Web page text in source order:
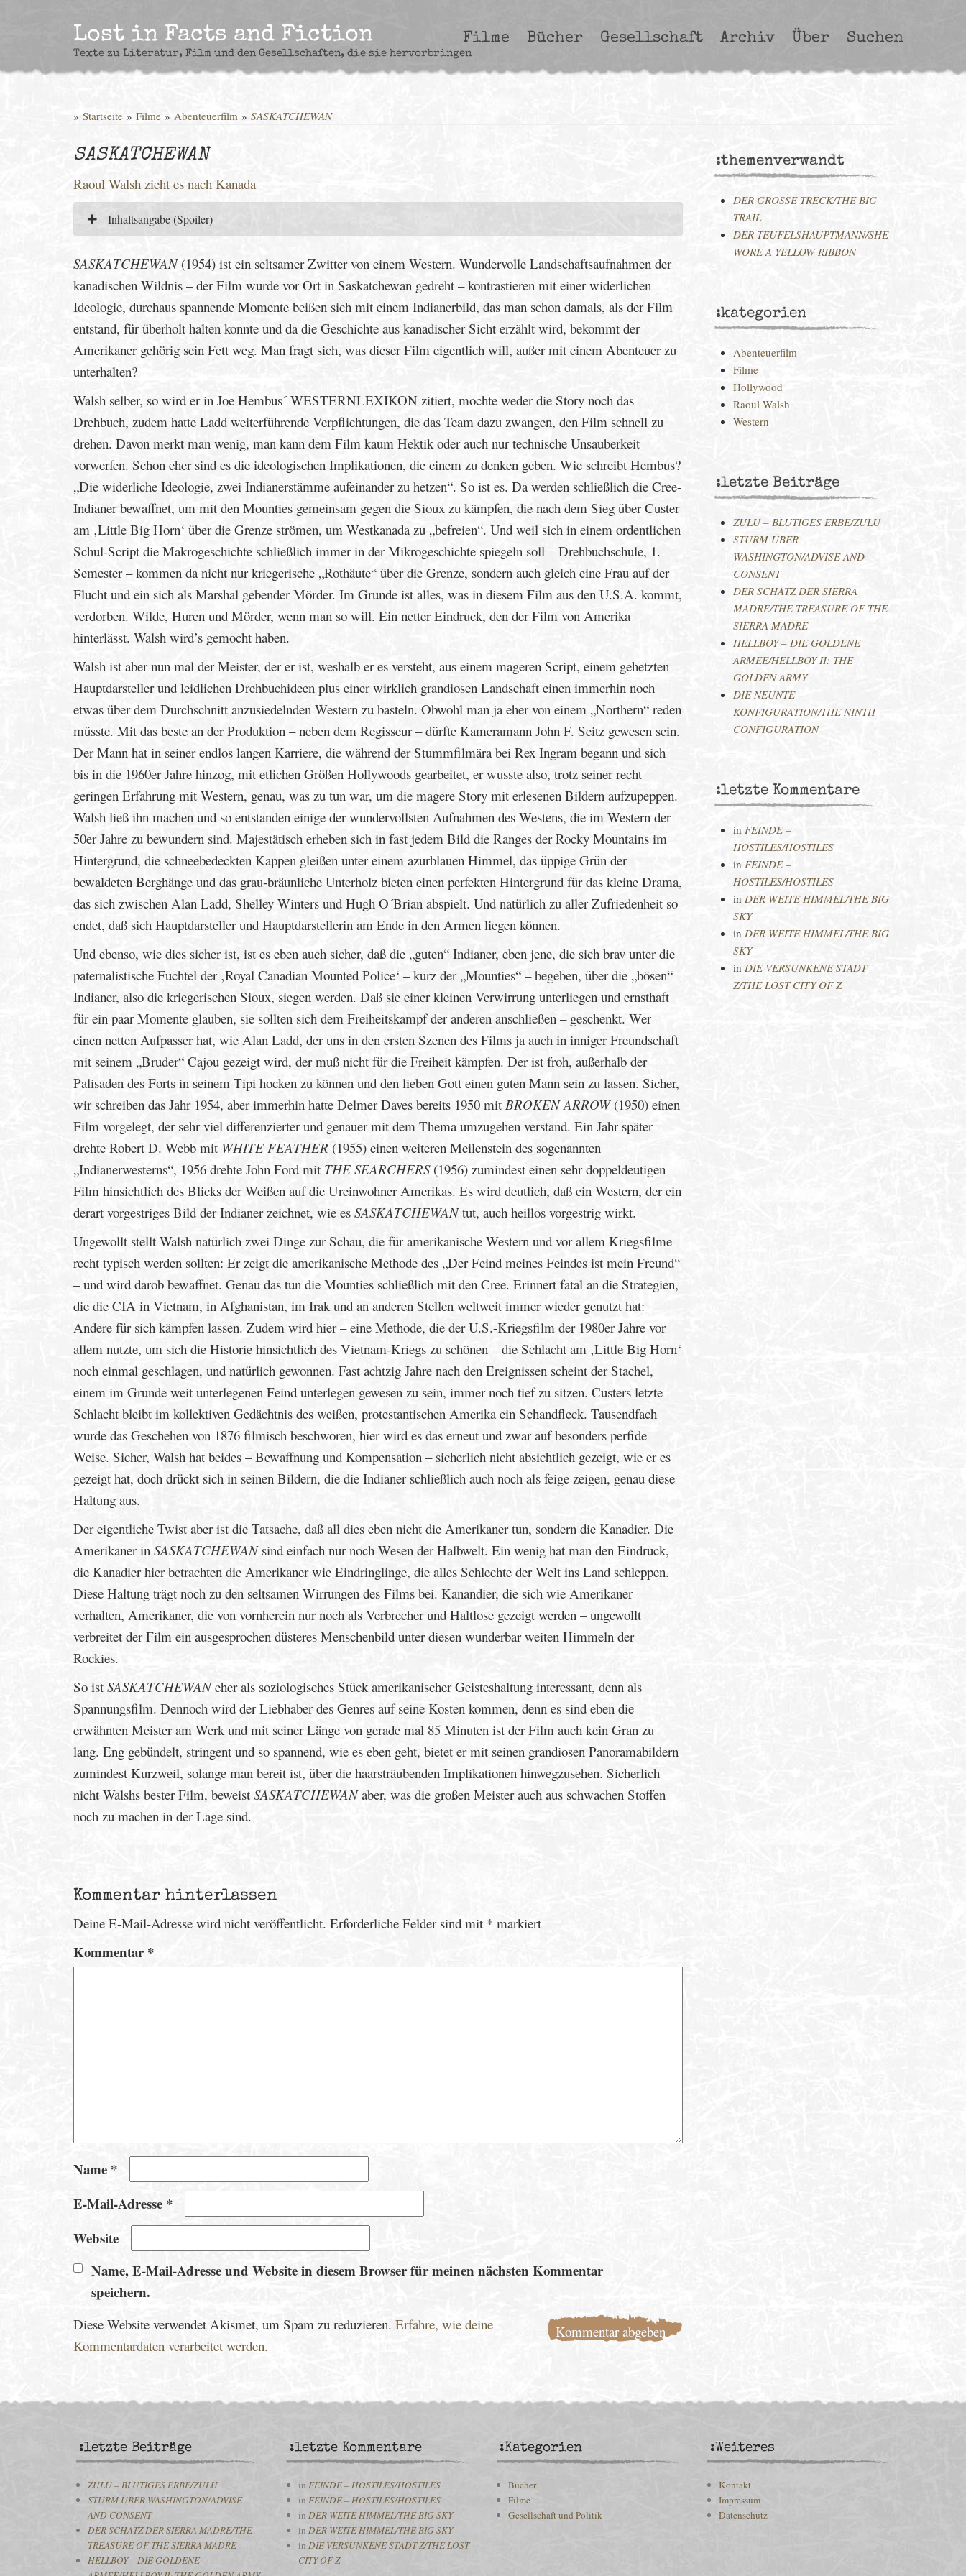
Lost in Facts and Fiction
Texte zu Literatur, Film und den Gesellschaften, die sie hervorbringen
Filme Bücher Gesellschaft Archiv Über Suchen
» Startseite » Filme » Abenteuerfilm » SASKATCHEWAN
SASKATCHEWAN
Raoul Walsh zieht es nach Kanada
Inhaltsangabe (Spoiler)
SASKATCHEWAN(1954) ist ein seltsamer Zwitter von einem Western. Wundervolle Landschaftsaufnahmen der
kanadischen Wildnis – der Film wurde vor Ort in Saskatchewan gedreht – kontrastieren mit einer widerlichen
Ideologie, durchaus spannende Momente beißen sich mit einem Indianerbild, das man schon damals, als der Film
entstand, für überholt halten konnte und da die Geschichte aus kanadischer Sicht erzählt wird, bekommt der
Amerikaner gehörig sein Fett weg. Man fragt sich, was dieser Film eigentlich will, außer mit einem Abenteuer zu
unterhalten?
Walsh selber, so wird er in Joe Hembus´ WESTERNLEXIKON zitiert, mochte weder die Story noch das
Drehbuch, zudem hatte Ladd weiterführende Verpflichtungen, die das Team dazu zwangen, den Film schnell zu
drehen. Davon merkt man wenig, man kann dem Film kaum Hektik oder auch nur technische Unsauberkeit
vorwerfen. Schon eher sind es die ideologischen Implikationen, die einem zu denken geben. Wie schreibt Hembus?
„Die widerliche Ideologie, zwei Indianerstämme aufeinander zu hetzen“. So ist es. Da werden schließlich die Cree-
Indianer bewaffnet, um mit den Mounties gemeinsam gegen die Sioux zu kämpfen, die nach dem Sieg über Custer
am ‚Little Big Horn‘ über die Grenze strömen, um Westkanada zu „befreien“. Und weil sich in einem ordentlichen
Schul-Script die Makrogeschichte schließlich immer in der Mikrogeschichte spiegeln soll – Drehbuchschule, 1.
Semester – kommen da nicht nur kriegerische „Rothäute“ über die Grenze, sondern auch gleich eine Frau auf der
Flucht und ein sich als Marshal gebender Mörder. Im Grunde ist alles, was in diesem Film aus den U.S.A. kommt,
verdorben. Wilde, Huren und Mörder, wenn man so will. Ein netter Eindruck, den der Film von Amerika
hinterlässt. Walsh wird’s gemocht haben.
Walsh ist aber nun mal der Meister, der er ist, weshalb er es versteht, aus einem mageren Script, einem gehetzten
Hauptdarsteller und leidlichen Drehbuchideen plus einer wirklich grandiosen Landschaft einen immerhin noch
etwas über dem Durchschnitt anzusiedelnden Western zu basteln. Obwohl man ja eher von einem „Northern“ reden
müsste. Mit das beste an der Produktion – neben dem Regisseur – dürfte Kameramann John F. Seitz gewesen sein.
Der Mann hat in seiner endlos langen Karriere, die während der Stummfilmära bei Rex Ingram begann und sich
bis in die 1960er Jahre hinzog, mit etlichen Größen Hollywoods gearbeitet, er wusste also, trotz seiner recht
geringen Erfahrung mit Western, genau, was zu tun war, um die magere Story mit erlesenen Bildern aufzupeppen.
Walsh ließ ihn machen und so entstanden einige der wundervollsten Aufnahmen des Westens, die im Western der
50er Jahre zu bewundern sind. Majestätisch erheben sich in fast jedem Bild die Ranges der Rocky Mountains im
Hintergrund, die schneebedeckten Kappen gleißen unter einem azurblauen Himmel, das üppige Grün der
bewaldeten Berghänge und das grau-bräunliche Unterholz bieten einen perfekten Hintergrund für das kleine Drama,
das sich zwischen Alan Ladd, Shelley Winters und Hugh O´Brian abspielt. Und natürlich zu aller Zufriedenheit so
endet, daß sich Hauptdarsteller und Hauptdarstellerin am Ende in den Armen liegen können.
Und ebenso, wie dies sicher ist, ist es eben auch sicher, daß die „guten“ Indianer, eben jene, die sich brav unter die
paternalistische Fuchtel der ‚Royal Canadian Mounted Police‘ – kurz der „Mounties“ – begeben, über die „bösen“
Indianer, also die kriegerischen Sioux, siegen werden. Daß sie einer kleinen Verwirrung unterliegen und ernsthaft
für ein paar Momente glauben, sie sollten sich dem Freiheitskampf der anderen anschließen – geschenkt. Wer
einen netten Aufpasser hat, wie Alan Ladd, der uns in den ersten Szenen des Films ja auch in inniger Freundschaft
mit seinem „Bruder“ Cajou gezeigt wird, der muß nicht für die Freiheit kämpfen. Der ist froh, außerhalb der
Palisaden des Forts in seinem Tipi hocken zu können und den lieben Gott einen guten Mann sein zu lassen. Sicher,
wir schreiben das Jahr 1954, aber immerhin hatte Delmer Daves bereits 1950 mit BROKEN ARROW(1950) einen
Film vorgelegt, der sehr viel differenzierter und genauer mit dem Thema umzugehen verstand. Ein Jahr später
drehte Robert D. Webb mit WHITE FEATHER (1955) einen weiteren Meilenstein des sogenannten
„Indianerwesterns“, 1956 drehte John Ford mit THE SEARCHERS(1956) zumindest einen sehr doppeldeutigen
Film hinsichtlich des Blicks der Weißen auf die Ureinwohner Amerikas. Es wird deutlich, daß ein Western, der ein
derart vorgestriges Bild der Indianer zeichnet, wie es SASKATCHEWANtut, auch heillos vorgestrig wirkt.
Ungewollt stellt Walsh natürlich zwei Dinge zur Schau, die für amerikanische Western und vor allem Kriegsfilme
recht typisch werden sollten: Er zeigt die amerikanische Methode des „Der Feind meines Feindes ist mein Freund“
– und wird darob bewaffnet. Genau das tun die Mounties schließlich mit den Cree. Erinnert fatal an die Strategien,
die die CIA in Vietnam, in Afghanistan, im Irak und an anderen Stellen weltweit immer wieder genutzt hat:
Andere für sich kämpfen lassen. Zudem wird hier – eine Methode, die der U.S.-Kriegsfilm der 1980er Jahre vor
allem nutzte, um sich die Historie hinsichtlich des Vietnam-Kriegs zu schönen – die Schlacht am ‚Little Big Horn‘
noch einmal geschlagen, und natürlich gewonnen. Fast achtzig Jahre nach den Ereignissen scheint der Stachel,
einem im Grunde weit unterlegenen Feind unterlegen gewesen zu sein, immer noch tief zu sitzen. Custers letzte
Schlacht bleibt im kollektiven Gedächtnis des weißen, protestantischen Amerika ein Schandfleck. Tausendfach
wurde das Geschehen von 1876 filmisch beschworen, hier wird es das erneut und zwar auf besonders perfide
Weise. Sicher, Walsh hat beides – Bewaffnung und Kompensation – sicherlich nicht absichtlich gezeigt, wie er es
gezeigt hat, doch drückt sich in seinen Bildern, die die Indianer schließlich auch noch als feige zeigen, genau diese
Haltung aus.
Der eigentliche Twist aber ist die Tatsache, daß all dies eben nicht die Amerikaner tun, sondern die Kanadier. Die
Amerikaner in SASKATCHEWANsind einfach nur noch Wesen der Halbwelt. Ein wenig hat man den Eindruck,
die Kanadier hier betrachten die Amerikaner wie Eindringlinge, die alles Schlechte der Welt ins Land schleppen.
Diese Haltung trägt noch zu den seltsamen Wirrungen des Films bei. Kanandier, die sich wie Amerikaner
verhalten, Amerikaner, die von vornherein nur noch als Verbrecher und Haltlose gezeigt werden – ungewollt
verbreitet der Film ein ausgesprochen düsteres Menschenbild unter diesen wunderbar weiten Himmeln der
Rockies.
So ist SASKATCHEWANeher als soziologisches Stück amerikanischer Geisteshaltung interessant, denn als
Spannungsfilm. Dennoch wird der Liebhaber des Genres auf seine Kosten kommen, denn es sind eben die
erwähnten Meister am Werk und mit seiner Länge von gerade mal 85 Minuten ist der Film auch kein Gran zu
lang. Eng gebündelt, stringent und so spannend, wie es eben geht, bietet er mit seinen grandiosen Panoramabildern
zumindest Kurzweil, solange man bereit ist, über die haarsträubenden Implikationen hinwegzusehen. Sicherlich
nicht Walshs bester Film, beweist SASKATCHEWANaber, was die großen Meister auch aus schwachen Stoffen
noch zu machen in der Lage sind.
Kommentar hinterlassen
Deine E-Mail-Adresse wird nicht veröffentlicht. Erforderliche Felder sind mit * markiert
Kommentar*
Name *
E-Mail-Adresse *
Website
Name, E-Mail-Adresse und Website in diesem Browser für meinen nächsten Kommentar
speichern.
Diese Website verwendet Akismet, um Spam zu reduzieren. Erfahre, wie deine
Kommentardaten verarbeitet werden.
:themenverwandt
DER GROSSE TRECK/THE BIG
TRAIL
DER TEUFELSHAUPTMANN/SHE
WORE A YELLOW RIBBON
:kategorien
Abenteuerfilm
Filme
Hollywood
Raoul Walsh
Western
:letzte Beiträge
ZULU – BLUTIGES ERBE/ZULU
STURM ÜBER
WASHINGTON/ADVISE AND
CONSENT
DER SCHATZ DER SIERRA
MADRE/THE TREASURE OF THE
SIERRA MADRE
HELLBOY – DIE GOLDENE
ARMEE/HELLBOY II: THE
GOLDEN ARMY
DIE NEUNTE
KONFIGURATION/THE NINTH
CONFIGURATION
:letzte Kommentare
in FEINDE –
HOSTILES/HOSTILES
in FEINDE –
HOSTILES/HOSTILES
in DER WEITE HIMMEL/THE BIG
SKY
in DER WEITE HIMMEL/THE BIG
SKY
in DIE VERSUNKENE STADT
Z/THE LOST CITY OF Z
:letzte Beiträge
ZULU – BLUTIGES ERBE/ZULU
STURM ÜBER WASHINGTON/ADVISE
AND CONSENT
DER SCHATZ DER SIERRA MADRE/THE
TREASURE OF THE SIERRA MADRE
HELLBOY – DIE GOLDENE
:letzte Kommentare
in FEINDE – HOSTILES/HOSTILES
in FEINDE – HOSTILES/HOSTILES
in DER WEITE HIMMEL/THE BIG SKY
in DER WEITE HIMMEL/THE BIG SKY
in DIE VERSUNKENE STADT Z/THE LOST
CITY OF Z
:Kategorien
Bücher
Filme
Gesellschaft und Politik
:Weiteres
Kontakt
Impressum
Datenschutz